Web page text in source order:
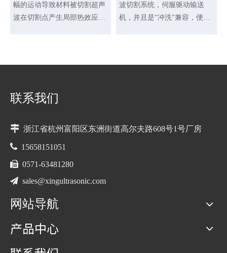
幅的运动导致材料被切割超声
波在切割点产生局部热效应，
波切割系统，伺服驱动输送
机，并且是“冲洗”兼容，便于
联系我们
 浙江省杭州富阳区东洲街道高尔夫路608号1号厂房
 15658151051
 0571-63481280
 sales@xingultrasonic.com
网站导航
产品中心